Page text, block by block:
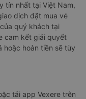
tín nhất tại Việt Nam,
dịch đặt mua vé
quý khách tại
cam kết giải quyết
hoặc hoàn tiền sẽ tùy
tải app Vexere trên